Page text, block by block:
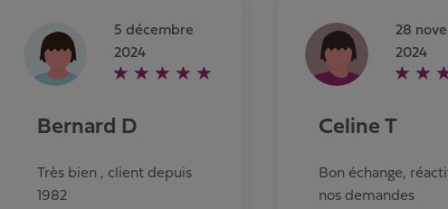
5 décembre
2024
Bernard D
Très bien , client depuis
1982
28
2024
Celine T
Bon échange,
nos demandes